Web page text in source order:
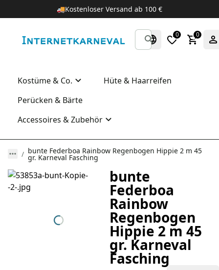
🚚Kostenloser Versand ab 100 €
0 0
Kostüme & Co.
Hüte & Haarreifen
Perücken & Bärte
Accessoires & Zubehör
bunte Federboa Rainbow Regenbogen Hippie 2 m 45
gr. Karneval Fasching
bunte
Federboa
Rainbow
Regenbogen
Hippie 2 m 45
gr. Karneval
Fasching